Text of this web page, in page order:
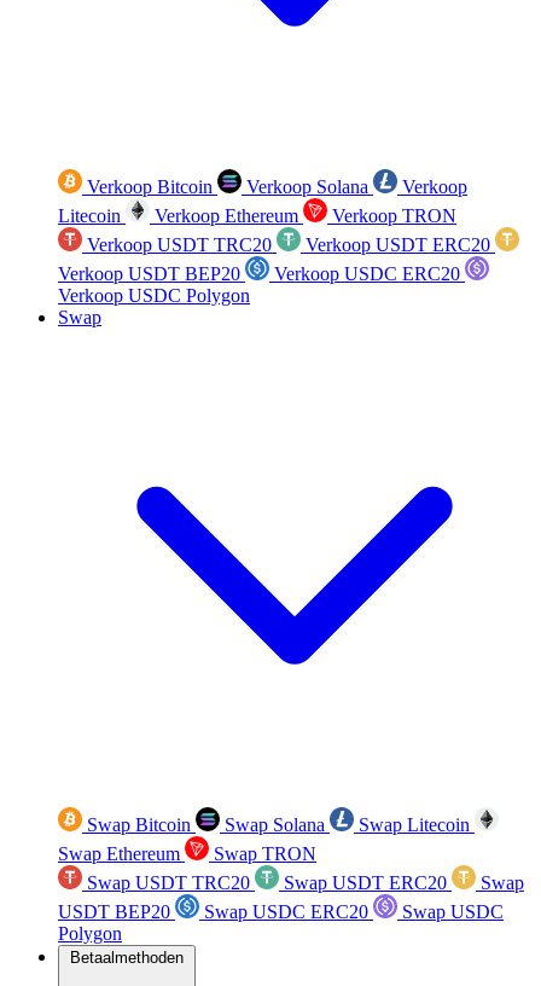
Verkoop Bitcoin Verkoop Solana
Verkoop
Litecoin
Verkoop Ethereum
Verkoop TRON
Verkoop USDT TRC20
Verkoop USDT ERC20
Verkoop USDT BEP20
Verkoop USDC ERC20
Verkoop USDC Polygon
Swap
Swap Bitcoin Swap Solana
Swap Litecoin
Swap Ethereum
Swap TRON
Swap USDT TRC20
Swap USDT ERC20
Swap
USDT BEP20
Swap USDC ERC20
Swap USDC
Polygon
Betaalmethoden